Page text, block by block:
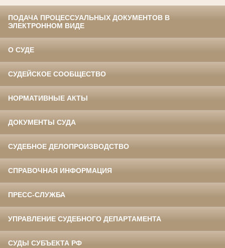
ПОДАЧА ПРОЦЕССУАЛЬНЫХ ДОКУМЕНТОВ В
ЭЛЕКТРОННОМ ВИДЕ
О СУДЕ
СУДЕЙСКОЕ СООБЩЕСТВО
НОРМАТИВНЫЕ АКТЫ
ДОКУМЕНТЫ СУДА
СУДЕБНОЕ ДЕЛОПРОИЗВОДСТВО
СПРАВОЧНАЯ ИНФОРМАЦИЯ
ПРЕСС-СЛУЖБА
УПРАВЛЕНИЕ СУДЕБНОГО ДЕПАРТАМЕНТА
СУДЫ СУБЪЕКТА РФ